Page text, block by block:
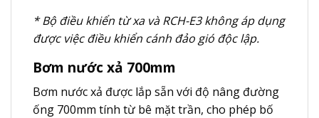
* Bộ điều khiển từ xa và RCH-E3 không áp dụng
được việc điều khiển cánh đảo gió độc lập.
Bơm nước xả 700mm
Bơm nước xả được lắp sẵn với độ nâng đường
ống 700mm tính từ bê mặt trần, cho phép bố